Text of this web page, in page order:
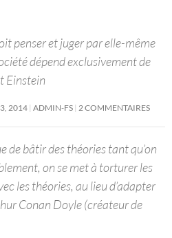
penser et juger par elle-même
dépend exclusivement de
Einstein
2014 ADMIN-FS 2 COMMENTAIRES
de bâtir des théories tant qu’on
on se met à torturer les
les théories, au lieu d’adapter
Conan Doyle (créateur de